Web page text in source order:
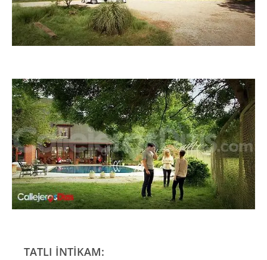
TATLI İNTİKAM: